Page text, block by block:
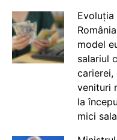
model
salariul
carierei,
venituri
la
mici